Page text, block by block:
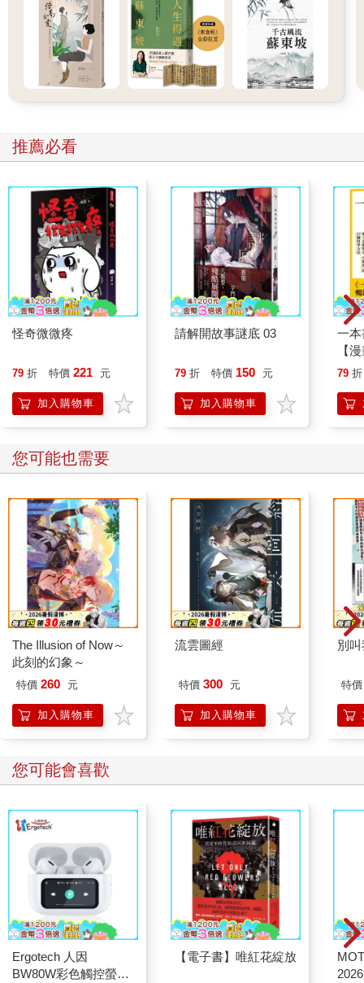
「是嗎。可是，剛才說的珠寶，令我很驚訝。珠寶本來就是妳
的，而且府上能夠像以前一樣過日子，不是全靠妳的力量嗎？」
「是啊。雖然我沒什麼力量……」
「簡直太荒謬了。」
竹原望著波子無力的模樣。
習慣了。你應該也從以前就清楚吧。」
波子繼續說。
「說不定從婚前就是。從我婆婆那一代開始……因為我公公早
死，她一個婦道人家，辛苦供矢木上學。」
「那是兩回事。而且，現在和能夠用妳的嫁妝不愁吃穿的戰前，
情況已經不同了吧。矢木先生照理說應該也知道得很清楚。」
「知道是知道。可是，每個人都背負著不同的悲哀。矢木是這樣
說的。悲哀過重時，對於其他的事，難免也會知道卻不理解，或
者身不由己。這點，我認為自己也是半斤八兩。」
「太可笑了。雖然我不知道矢木先生有什麼悲哀……」
「日本戰敗，矢木說，他的倫理價值觀也破滅了。他說自己是舊
見……？」
「豈止是視而不見。對於物資逐漸減少，矢木非常不安。所以，
他才會監視我的做法。對一點小錢都動輒抱怨。等到家徒四壁一
竹原也有點膽寒。
「所以，妳才會戴兩個戒指出來嗎……矢木先生或許無暇顧及亡
崇拜父親的高男，不知又是怎麼看待？他應該已經不是小孩子了
吧。」
「是啊。他好像很苦惱。在這點，他是同情我的。看到我工作，
他說要輟學也去工作，但那孩子，對於身為學者的父親，多年來
抱著絕對的尊敬，所以一旦開始懷疑父親，不知會變成怎樣，想
想真可怕。不過，這種話題，在這種地方，不提也罷……」
「是嗎。改天再慢慢聽妳說吧。不過，我實在不忍心看妳像現在
這樣畏懼矢木。」
「對不起，我已經沒事了。有時候，會突然恐懼發作。就像癲
癇，或是歇斯底里……」
「真的嗎？」
竹原懷疑地說。
「真的。都怪車子不該停下。我已經沒事了。」
波子說著抬起頭，
天空的色彩，似乎也映在項鍊的珍珠上。
推薦必看
怪奇微微疼
79 折 特價 221 元
加入購物車
請解開故事謎底 03
79 折 特價 150 元
加入購物車
一
【
行
「
學方
79 折
您可能也需要
The Illusion of Now～
此刻的幻象～
特價 260 元
加入購物車
流雲圖經
特價 300 元
加入購物車
別
特價
您可能會喜歡
Ergotech 人因
BW80W彩色觸控螢幕
【電子書】唯紅花綻放